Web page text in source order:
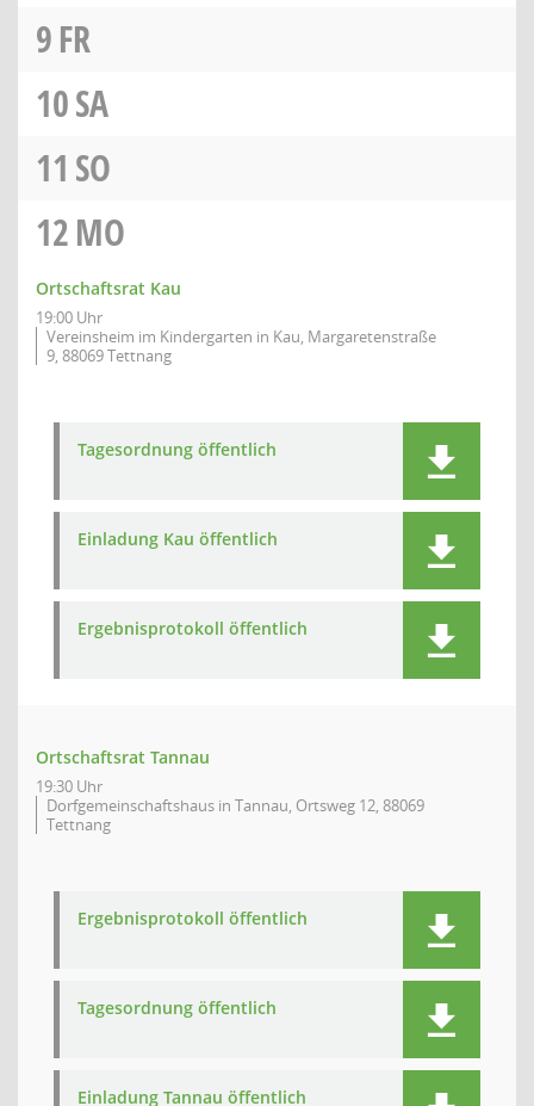
9FR
10SA
11 SO
12MO
Ortschaftsrat Kau
19:00 Uhr
Vereinsheim im Kindergarten in Kau, Margaretenstraße
9, 88069 Tettnang
Tagesordnung öffentlich
Einladung Kau öffentlich
Ergebnisprotokoll öffentlich
Ortschaftsrat Tannau
19:30 Uhr
Dorfgemeinschaftshaus in Tannau, Ortsweg 12, 88069
Tettnang
Ergebnisprotokoll öffentlich
Tagesordnung öffentlich
Einladung Tannau öffentlich